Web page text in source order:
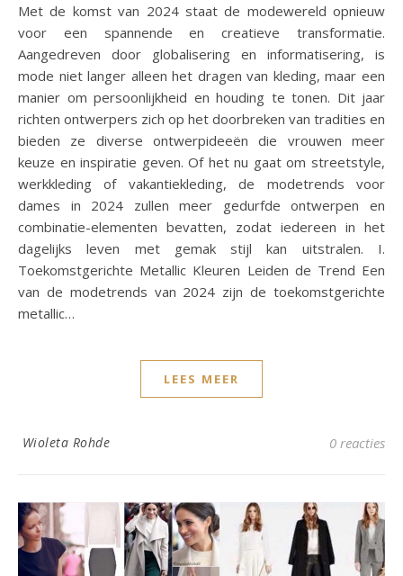
Met de komst van 2024 staat de modewereld opnieuw
voor een spannende en creatieve transformatie.
Aangedreven door globalisering en informatisering, is
mode niet langer alleen het dragen van kleding, maar een
manier om persoonlijkheid en houding te tonen. Dit jaar
richten ontwerpers zich op het doorbreken van tradities en
bieden ze diverse ontwerpideeën die vrouwen meer
keuze en inspiratie geven. Of het nu gaat om streetstyle,
werkkleding of vakantiekleding, de modetrends voor
dames in 2024 zullen meer gedurfde ontwerpen en
combinatie-elementen bevatten, zodat iedereen in het
dagelijks leven met gemak stijl kan uitstralen. I.
Toekomstgerichte Metallic Kleuren Leiden de Trend Een
van de modetrends van 2024 zijn de toekomstgerichte
metallic…
LEES MEER
Wioleta Rohde 0 reacties